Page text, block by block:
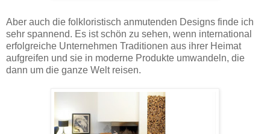
Aber auch die folkloristisch anmutenden Designs finde ich
sehr spannend. Es ist schön zu sehen, wenn international
erfolgreiche Unternehmen Traditionen aus ihrer Heimat
aufgreifen und sie in moderne Produkte umwandeln, die
dann um die ganze Welt reisen.